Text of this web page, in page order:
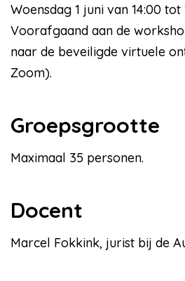
Woensdag 1 juni van 14:00 tot
Voorafgaand aan de
naar de beveiligde virtuele
Zoom).
Groepsgrootte
Maximaal 35 personen.
Docent
Marcel Fokkink, jurist bij de